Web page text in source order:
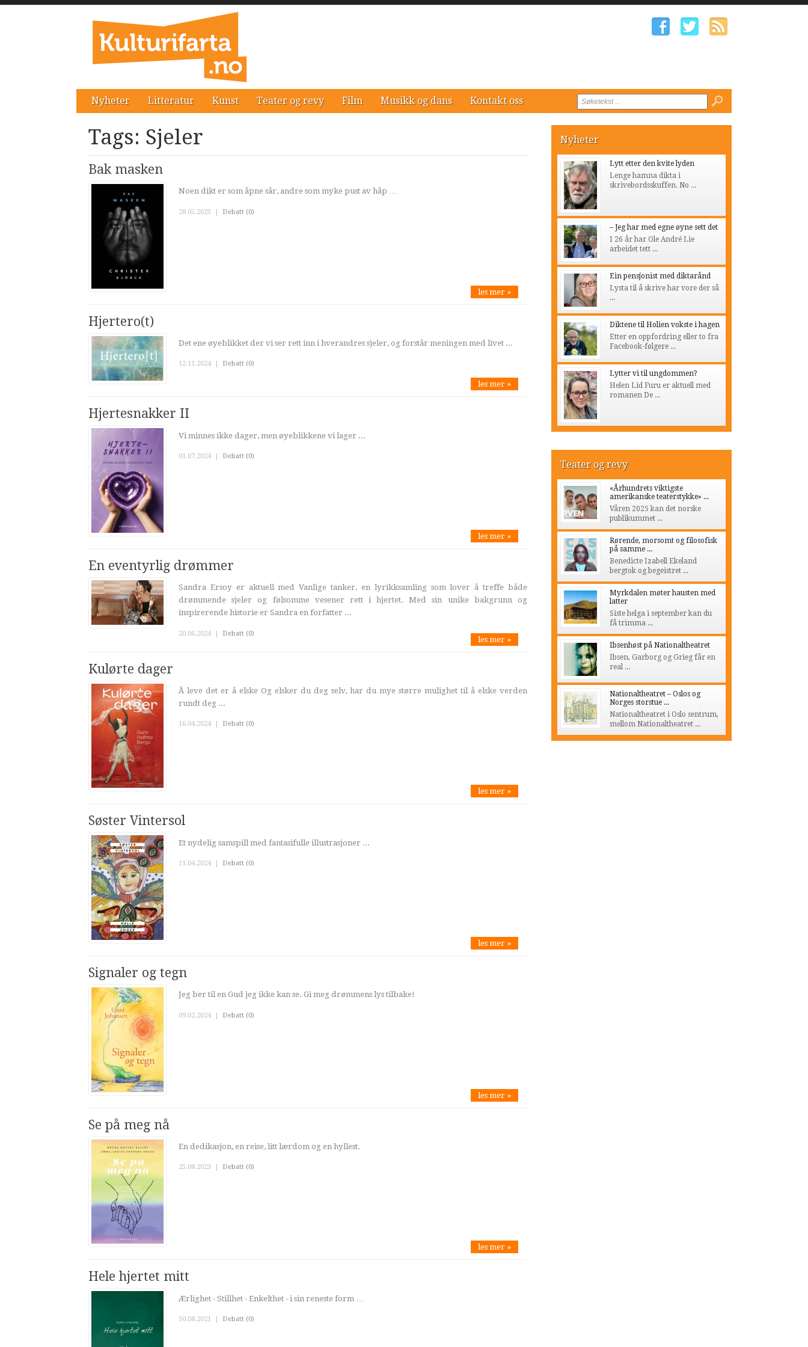
Nyheter Litteratur Kunst Teater og revy Film Musikk og dans Kontakt oss
Tags: Sjeler
Bak masken
Noen dikt er som åpne sår, andre som myke pust av håp …
28.05.2025 | Debatt (0)
les mer »
Hjertero(t)
Det ene øyeblikket der vi ser rett inn i hverandres sjeler, og forstår meningen med livet ...
12.11.2024 Debatt (0)
les mer »
Hjertesnakker II
Vi minnes ikke dager, men øyeblikkene vi lager ...
01.07.2024 | Debatt (0)
les mer »
En eventyrlig drømmer
Sandra Ersoy er aktuell med Vanlige tanker, en lyrikksamling som lover å treffe både
drømmende sjeler og følsomme vesener rett i hjertet. Med sin unike bakgrunn og
inspirerende historie er Sandra en forfatter ...
20.06.2024 | Debatt (0)
les mer »
Kulørte dager
Å leve det er å elske Og elsker du deg selv, har du mye større mulighet til å elske verden
rundt deg ...
16.04.2024 Debatt (0)
les mer »
Søster Vintersol
Et nydelig samspill med fantasifulle illustrasjoner ...
11.04.2024 | Debatt (0)
les mer »
Signaler og tegn
Jeg ber til en Gud jeg ikke kan se. Gi meg drømmens lys tilbake!
09.02.2024 | Debatt (0)
les mer »
Se på meg nå
En dedikasjon, en reise, litt lærdom og en hyllest.
25.08.2023 Debatt (0)
les mer »
Hele hjertet mitt
Ærlighet - Stillhet - Enkelthet - i sin reneste form …
30.08.2021 | Debatt (0)
Nyheter
Lytt etter den kvite lyden
Lenge hamna dikta i
skrivebordsskuffen. No ...
– Jeg har med egne øyne sett det
I 26 år har Ole André Lie
arbeidet tett ...
Ein pensjonist med diktarånd
Lysta til å skrive har vore der så
...
Diktene til Holien vokste i hagen
Etter en oppfordring eller to fra
Facebook-følgere ...
Lytter vi til ungdommen?
Helen Lid Furu er aktuell med
romanen De ...
Teater og revy
«Århundrets viktigste
amerikanske teaterstykke» ...
Våren 2025 kan det norske
publikummet ...
Rørende, morsomt og filosofisk
på samme ...
Benedicte Izabell Ekeland
bergtok og begeistret ...
Myrkdalen møter hausten med
latter
Siste helga i september kan du
få trimma ...
Ibsenhøst på Nationaltheatret
Ibsen, Garborg og Grieg får en
real ...
Nationaltheatret – Oslos og
Norges storstue ...
Nationaltheatret i Oslo sentrum,
mellom Nationaltheatret ...